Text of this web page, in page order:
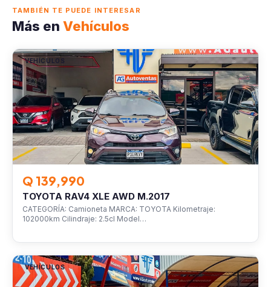
TAMBIÉN TE PUEDE INTERESAR
Más en Vehículos
VEHÍCULOS
Q 139,990
TOYOTA RAV4 XLE AWD M.2017
CATEGORÍA: Camioneta MARCA: TOYOTA Kilometraje:
102000km Cilindraje: 2.5cl Model…
VEHÍCULOS